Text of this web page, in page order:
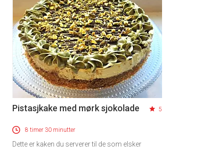
Pistasjkake med mørk sjokolade 5
8 timer 30 minutter
Dette er kaken du serverer til de som elsker